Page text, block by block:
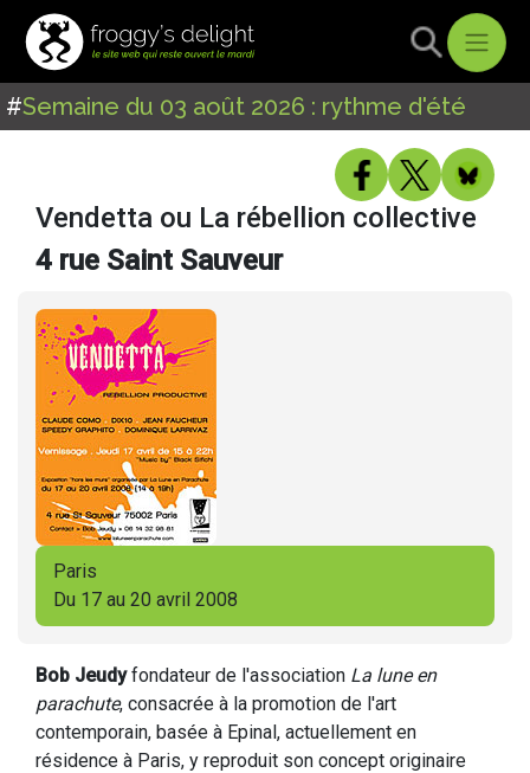
#Semaine du 03 août 2026 : rythme d'été
Vendetta ou La rébellion collective
4 rue Saint Sauveur
Paris
Du 17 au 20 avril 2008
Bob Jeudyfondateur de l'association La lune en
parachute, consacrée à la promotion de l'art
contemporain, basée à Epinal, actuellement en
résidence à Paris, y reproduit son concept originaire